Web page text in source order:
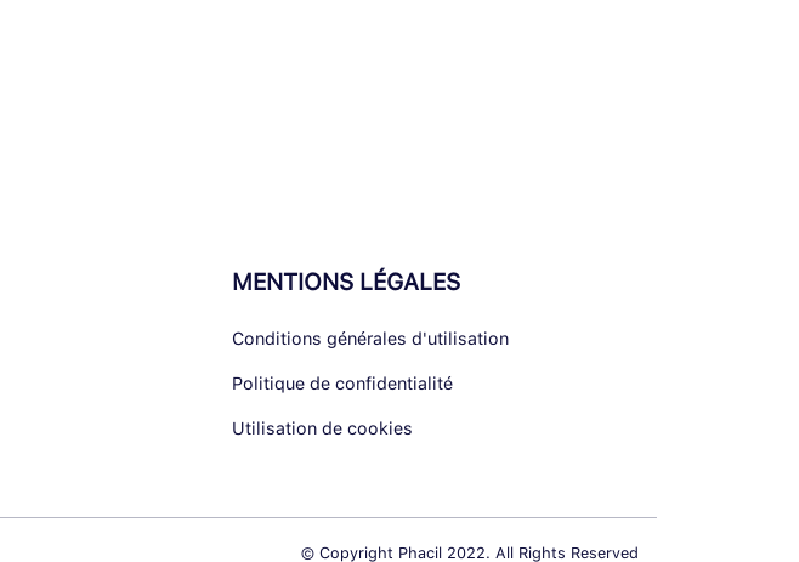
MENTIONS LÉGALES
Conditions générales d'utilisation
Politique de confidentialité
Utilisation de cookies
© Copyright Phacil 2022. All Rights Reserved